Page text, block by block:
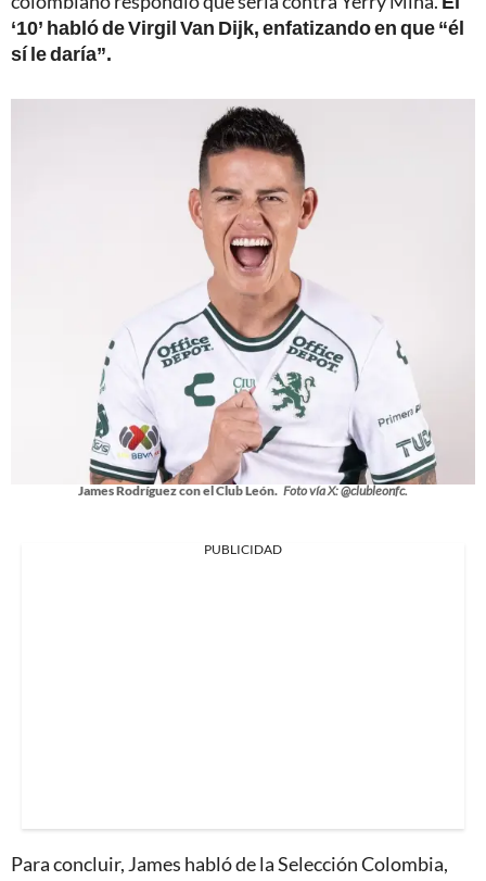
‘10’ habló de Virgil Van Dijk, enfatizando en que “él
sí le daría”.
James Rodríguez con el Club León. Foto vía X: @clubleonfc.
PUBLICIDAD
Para concluir, James habló de la Selección Colombia,